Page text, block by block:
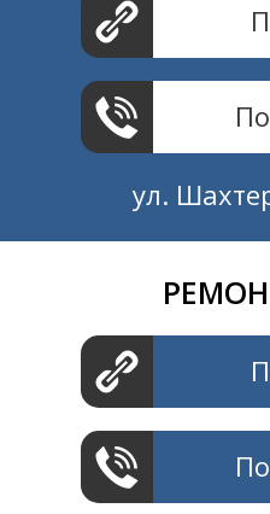
ул.